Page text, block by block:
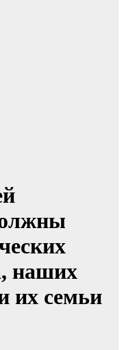
наших
их семьи